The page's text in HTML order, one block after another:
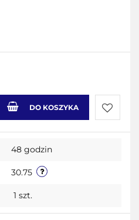
DO KOSZYKA
Do
48 godzin
30.75
1 szt.